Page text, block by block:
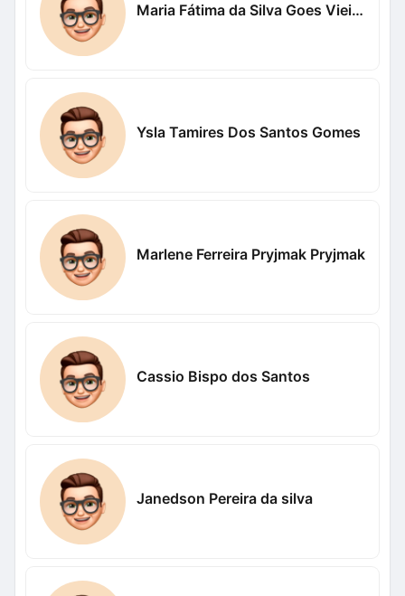
Maria Fátima da Silva Goes Vieira Vieira
Ysla Tamires Dos Santos Gomes
Marlene Ferreira Pryjmak Pryjmak
Cassio Bispo dos Santos
Janedson Pereira da silva